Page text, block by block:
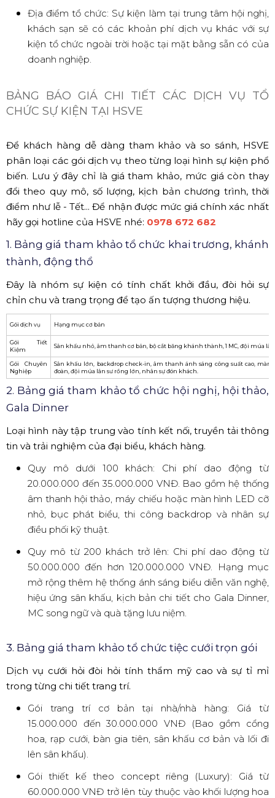
Địa điểm tổ chức: Sự kiện làm tại trung tâm hội nghị,
khách sạn sẽ có các khoản phí dịch vụ khác với sự
kiện tổ chức ngoài trời hoặc tại mặt bằng sẵn có của
doanh nghiệp.
BẢNG BÁO GIÁ CHI TIẾT CÁC DỊCH VỤ TỔ
CHỨC SỰ KIỆN TẠI HSVE
Để khách hàng dễ dàng tham khảo và so sánh, HSVE
phân loại các gói dịch vụ theo từng loại hình sự kiện phổ
biến. Lưu ý đây chỉ là giá tham khảo, mức giá còn thay
đổi theo quy mô, số lượng, kịch bản chương trình, thời
điểm như lễ - Tết... Để nhận được mức giá chính xác nhất
hãy gọi hotline của HSVE nhé: 0978 672 682
1. Bảng giá tham khảo tổ chức khai trương, khánh
thành, động thổ
Đây là nhóm sự kiện có tính chất khởi đầu, đòi hỏi sự
chỉn chu và trang trọng để tạo ấn tượng thương hiệu.
Gói dịch vụ Hạng mục cơ bản
Gói Tiết
Kiệm
Sân khấu nhỏ, âm thanh cơ bản, bộ cắt băng khánh thành, 1 MC, đội múa lân
Gói Chuyên
Nghiệp
Sân khấu lớn, backdrop check-in, âm thanh ánh sáng công suất cao, màn
đoàn, đội múa lân sư rồng lớn, nhân sự đón khách.
2. Bảng giá tham khảo tổ chức hội nghị, hội thảo,
Gala Dinner
Loại hình này tập trung vào tính kết nối, truyền tải thông
tin và trải nghiệm của đại biểu, khách hàng.
Quy mô dưới 100 khách: Chi phí dao động từ
20.000.000 đến 35.000.000 VNĐ. Bao gồm hệ thống
âm thanh hội thảo, máy chiếu hoặc màn hình LED cỡ
nhỏ, bục phát biểu, thi công backdrop và nhân sự
điều phối kỹ thuật.
Quy mô từ 200 khách trở lên: Chi phí dao động từ
50.000.000 đến hơn 120.000.000 VNĐ. Hạng mục
mở rộng thêm hệ thống ánh sáng biểu diễn văn nghệ,
hiệu ứng sân khấu, kịch bản chi tiết cho Gala Dinner,
MC song ngữ và quà tặng lưu niệm.
3. Bảng giá tham khảo tổ chức tiệc cưới trọn gói
Dịch vụ cưới hỏi đòi hỏi tính thẩm mỹ cao và sự tỉ mỉ
trong từng chi tiết trang trí.
Gói trang trí cơ bản tại nhà/nhà hàng: Giá từ
15.000.000 đến 30.000.000 VNĐ (Bao gồm cổng
hoa, rạp cưới, bàn gia tiên, sân khấu cơ bản và lối đi
lên sân khấu).
Gói thiết kế theo concept riêng (Luxury): Giá từ
60.000.000 VNĐ trở lên tùy thuộc vào khối lượng hoa